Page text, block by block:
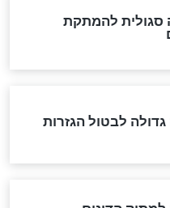
על כל השנים"